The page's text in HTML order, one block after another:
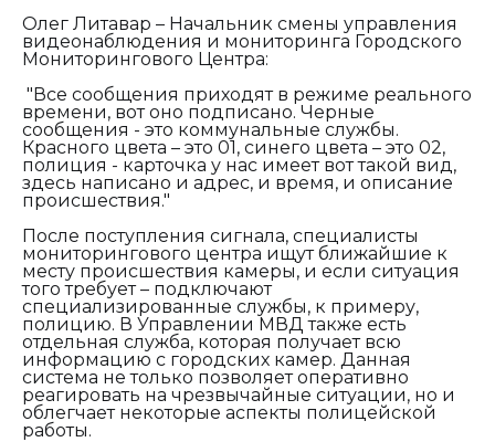
Олег Литавар – Начальник смены управления
видеонаблюдения и мониторинга Городского
Мониторингового Центра:
"Все сообщения приходят в режиме реального
времени, вот оно подписано. Черные
сообщения - это коммунальные службы.
Красного цвета – это 01, синего цвета – это 02,
полиция - карточка у нас имеет вот такой вид,
здесь написано и адрес, и время, и описание
происшествия."
После поступления сигнала, специалисты
мониторингового центра ищут ближайшие к
месту происшествия камеры, и если ситуация
того требует – подключают
специализированные службы, к примеру,
полицию. В Управлении МВД также есть
отдельная служба, которая получает всю
информацию с городских камер. Данная
система не только позволяет оперативно
реагировать на чрезвычайные ситуации, но и
облегчает некоторые аспекты полицейской
работы.